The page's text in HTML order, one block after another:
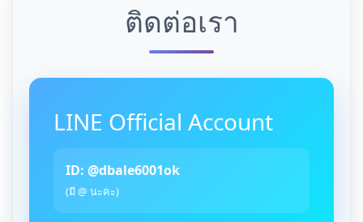
ติดต่อเรา
LINE Official Account
ID: @dbale6001ok
(มี @ นะคะ)